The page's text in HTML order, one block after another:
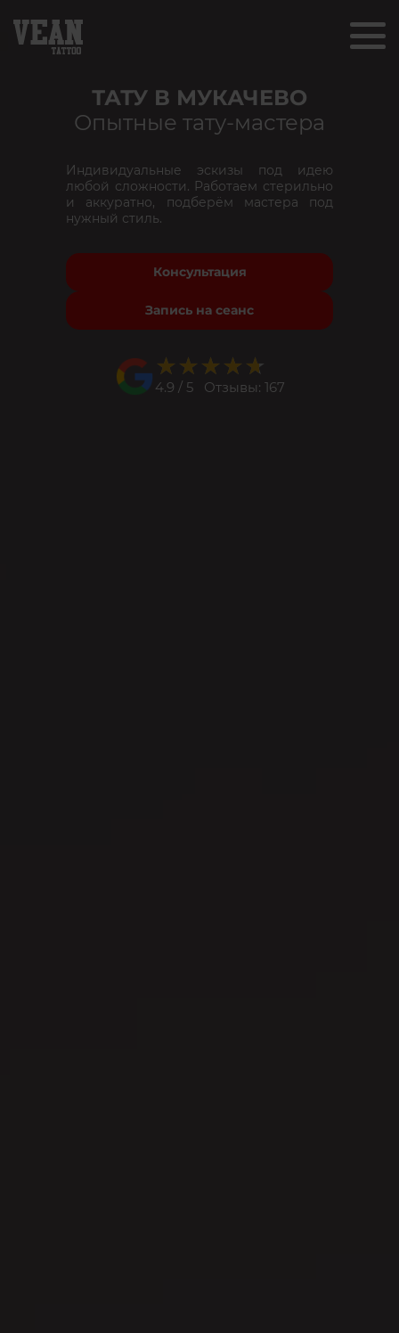
ТАТУ В МУКАЧЕВО
Опытные тату-мастера
Индивидуальные эскизы под идею
любой сложности. Работаем стерильно
и аккуратно, подберём мастера под
нужный стиль.
Консультация
Запись на сеанс
★★★★★
★★★★★
4.9 / 5 Отзывы: 167